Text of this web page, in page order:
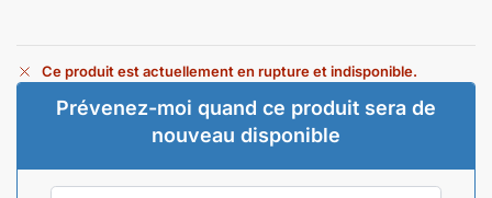
Ce produit est actuellement en rupture et indisponible.
Prévenez-moi quand ce produit sera de
nouveau disponible